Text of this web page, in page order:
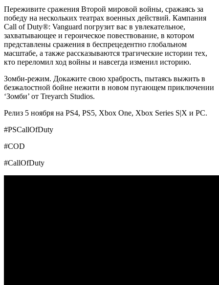
Переживите сражения Второй мировой войны, сражаясь за
победу на нескольких театрах военных действий. Кампания
Call of Duty®: Vanguard погрузит вас в увлекательное,
захватывающее и героическое повествование, в котором
представлены сражения в беспрецедентно глобальном
масштабе, а также рассказываются трагические истории тех,
кто переломил ход войны и навсегда изменил историю.
Зомби-режим. Докажите свою храбрость, пытаясь выжить в
безжалостной бойне нежити в новом пугающем приключении
‘Зомби’ от Treyarch Studios.
Релиз 5 ноября на PS4, PS5, Xbox One, Xbox Series S|X и PC.
#PSCallOfDuty
#COD
#CallOfDuty